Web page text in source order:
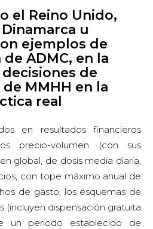
el Reino Unido,
u
ejemplos de
ADMC, en la
de
MMHH en la
real
en resultados financieros
precio-volumen (con sus
global, de dosis media diaria,
con tope máximo anual de
de gasto, los esquemas de
(incluyen dispensación gratuita
un periodo establecido de